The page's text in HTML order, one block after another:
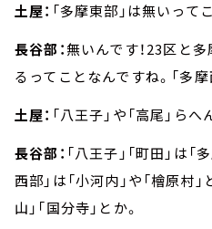
土屋： 「多摩東部」は無いって
長谷部：無いんです！23区と
るってことなんですね。「多摩
土屋： 「八王子」や「高尾」らへ
長谷部： 「八王子」「町田」は
西部」は「小河内」や「檜原村
山」「国分寺」とか。